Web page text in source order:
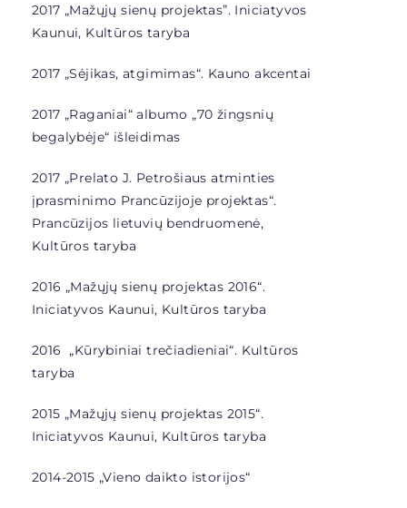
2017 „Mažųjų sienų projektas”. Iniciatyvos
Kaunui, Kultūros taryba
2017 „Sėjikas, atgimimas“. Kauno akcentai
2017 „Raganiai“albumo „70 žingsnių
begalybėje“ išleidimas
2017 „Prelato J. Petrošiaus atminties
įprasminimo Prancūzijoje projektas“.
Prancūzijos lietuvių bendruomenė,
Kultūros taryba
2016 „Mažųjų sienų projektas 2016“.
Iniciatyvos Kaunui, Kultūros taryba
2016 „Kūrybiniai trečiadieniai“. Kultūros
taryba
2015 „Mažųjų sienų projektas 2015“.
Iniciatyvos Kaunui, Kultūros taryba
2014-2015 „Vieno daikto istorijos“